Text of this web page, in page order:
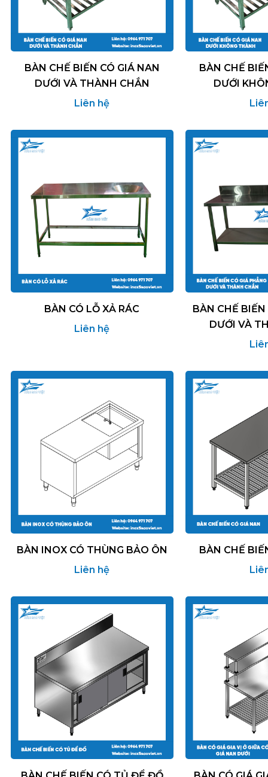
BÀN CHẾ BIẾN CÓ GIÁ NAN
DƯỚI VÀ THÀNH CHẮN
Liên hệ
BÀN CHẾ
DƯỚI
BÀN CÓ LỖ XẢ RÁC
Liên hệ
BÀN CHẾ
DƯỚI VÀ
BÀN INOX CÓ THÙNG BẢO ÔN
Liên hệ
BÀN CHẾ